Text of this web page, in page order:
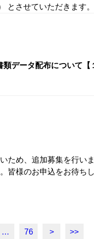
とさせていただきます。
データ配布について【
ため、追加募集を行い
皆様のお申込をお待ち
… 76 > >>